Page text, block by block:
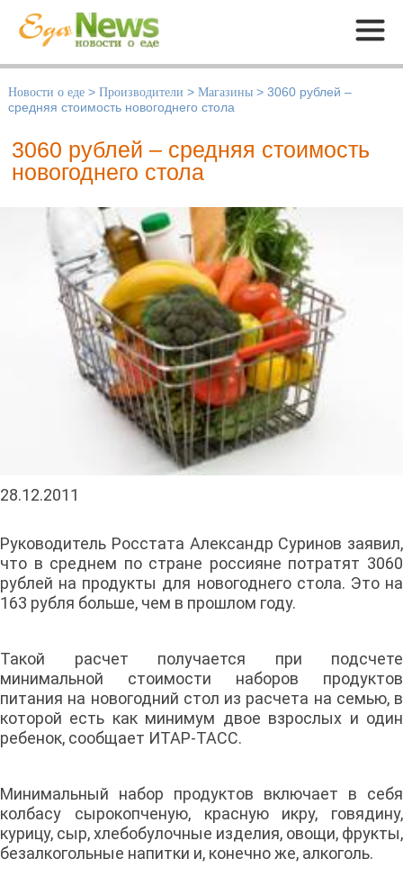
Меню
Новости о еде > Производители > Магазины > 3060 рублей –
средняя стоимость новогоднего стола
3060 рублей – средняя стоимость
новогоднего стола
28.12.2011
Руководитель Росстата Александр Суринов заявил,
что в среднем по стране россияне потратят 3060
рублей на продукты для новогоднего стола. Это на
163 рубля больше, чем в прошлом году.
Такой расчет получается при подсчете
минимальной стоимости наборов продуктов
питания на новогодний стол из расчета на семью, в
которой есть как минимум двое взрослых и один
ребенок, сообщает ИТАР-ТАСС.
Минимальный набор продуктов включает в себя
колбасу сырокопченую, красную икру, говядину,
курицу, сыр, хлебобулочные изделия, овощи, фрукты,
безалкогольные напитки и, конечно же, алкоголь.